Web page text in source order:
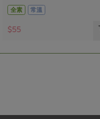
全素
常溫
$55